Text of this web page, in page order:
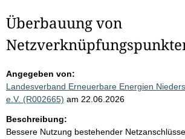
Überbauung von
Angegeben von:
Landesverband Erneuerbare Energien
e.V. (R002665) am 22.06.2026
Beschreibung:
Bessere Nutzung bestehender